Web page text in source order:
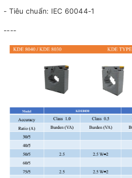
- Tiêu chuẩn: IEC 60044-1
----